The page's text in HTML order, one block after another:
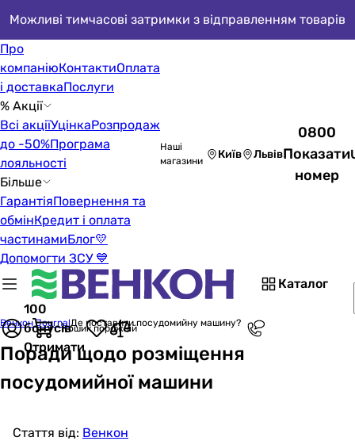
Можливі тимчасові затримки з відправленням товарів
Про
компаніюКонтактиОплата
і доставкаПослуги
% Акції
Всі акціїУцінкаРозпродаж
до -50%Програма
лояльності
Більше
ГарантіяПовернення та
обмінКредит і оплата
частинамиБлог💛
Допомогти ЗСУ 💙
Наші
магазини
Київ Львів
0800
Показати
номер
Каталог
100
бонусів
Отримати
Кошик порожній
Венкон JournalДе поставити посудомийну машину?
Поради щодо розміщення
посудомийної машини
Стаття від: Венкон